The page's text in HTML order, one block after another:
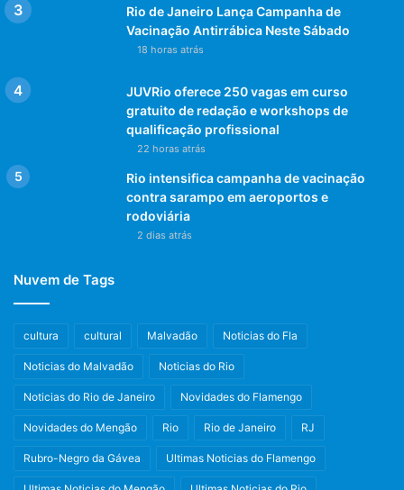
Rio de Janeiro Lança Campanha de
Vacinação Antirrábica Neste Sábado
18 horas atrás
JUVRio oferece 250 vagas em curso
gratuito de redação e workshops de
qualificação profissional
22 horas atrás
Rio intensifica campanha de vacinação
contra sarampo em aeroportos e
rodoviária
2 dias atrás
Nuvem de Tags
cultura cultural Malvadão Noticias do Fla
Noticias do Malvadão Noticias do Rio
Noticias do Rio de Janeiro Novidades do Flamengo
Novidades do Mengão Rio Rio de Janeiro RJ
Rubro-Negro da Gávea Ultimas Noticias do Flamengo